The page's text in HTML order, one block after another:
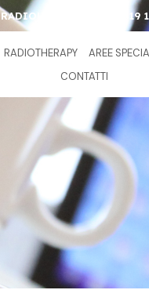
RADIOLOGY +39 393 90 19
RADIOTHERAPY AREE
CONTATTI